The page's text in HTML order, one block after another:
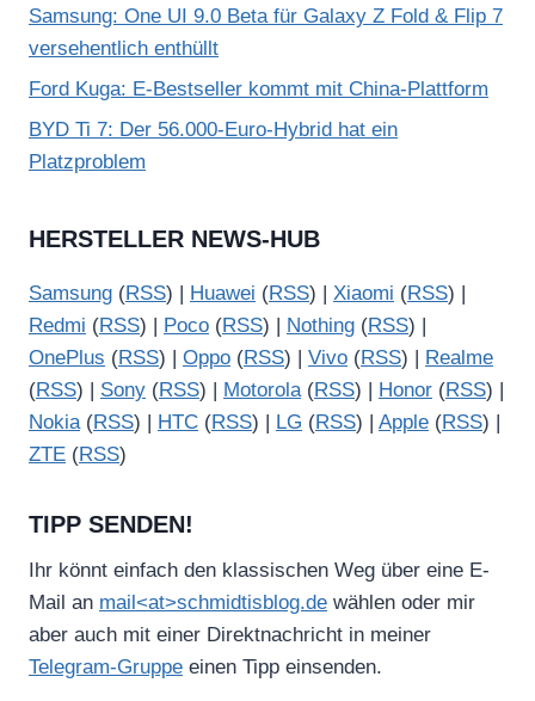
Samsung: One UI 9.0 Beta für Galaxy Z Fold & Flip 7
versehentlich enthüllt
Ford Kuga: E-Bestseller kommt mit China-Plattform
BYD Ti 7: Der 56.000-Euro-Hybrid hat ein
Platzproblem
HERSTELLER NEWS-HUB
Samsung (RSS) | Huawei (RSS) | Xiaomi (RSS) |
Redmi (RSS) | Poco (RSS) | Nothing (RSS) |
OnePlus (RSS) | Oppo (RSS) | Vivo (RSS) |
Realme
(RSS) | Sony (RSS) | Motorola(RSS) | Honor (RSS) |
Nokia(RSS) | HTC (RSS) | LG (RSS) | Apple (RSS) |
ZTE (RSS)
TIPP SENDEN!
Ihr könnt einfach den klassischen Weg über eine E-
Mail an mail<at>schmidtisblog.de wählen oder mir
aber auch mit einer Direktnachricht in meiner
Telegram-Gruppe einen Tipp einsenden.